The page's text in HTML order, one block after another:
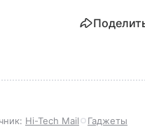
Hi-Tech Mail Гаджеты